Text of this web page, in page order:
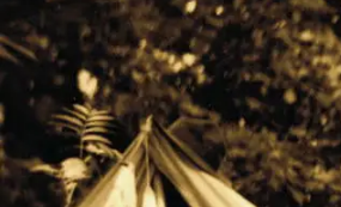
Ga
naar
de
inhoud